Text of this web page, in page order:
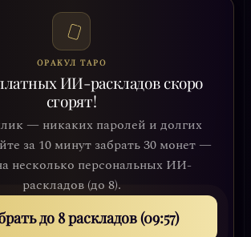
ОРАКУЛ ТАРО
ИИ-раскладов скоро
сгорят!
— никаких паролей и долгих
за 10 минут забрать 30 монет —
несколько персональных ИИ-
раскладов (до 8).
до 8 раскладов (09:54)